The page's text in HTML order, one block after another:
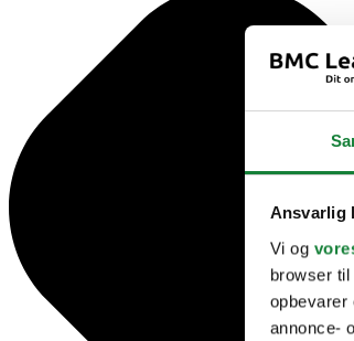
Ansvarlig
Vi og
browser
opbevarer
annonce-